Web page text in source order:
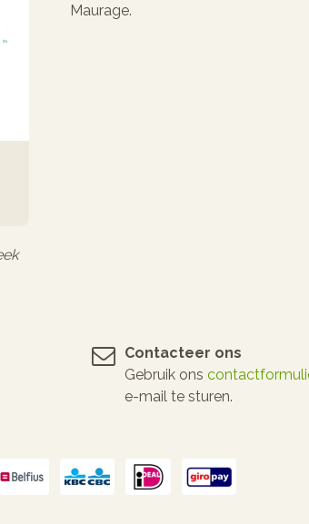
Maurage.
Contacteer ons
Gebruik ons
e-mail te sturen.